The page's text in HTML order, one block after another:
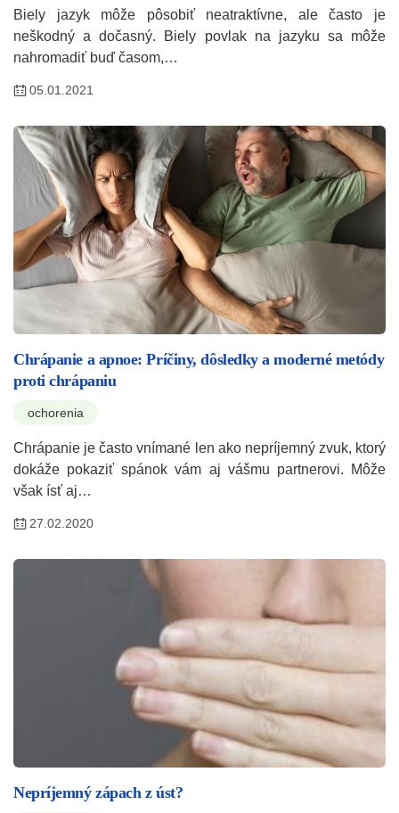
Biely jazyk môže pôsobiť neatraktívne, ale často je
neškodný a dočasný. Biely povlak na jazyku sa môže
nahromadiť buď časom,…
05.01.2021
Chrápanie a apnoe: Príčiny, dôsledky a moderné metódy
proti chrápaniu
ochorenia
Chrápanie je často vnímané len ako nepríjemný zvuk, ktorý
dokáže pokaziť spánok vám aj vášmu partnerovi. Môže
však ísť aj…
27.02.2020
Nepríjemný zápach z úst?